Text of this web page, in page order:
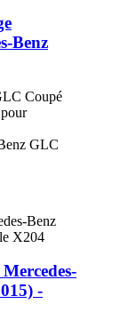
Benz
Coupé
GLC
-